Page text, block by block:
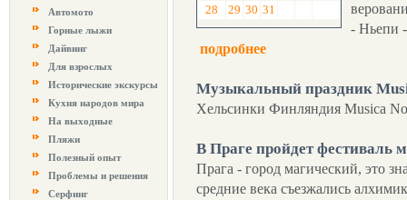
Автомото
Горные лыжи
Дайвинг
Для взрослых
Исторические экскурсы
Кухня народов мира
На выходные
Пляжи
Полезный опыт
Проблемы и решения
Серфинг
28
29 30 31
- Ньепи -
подробнее
Музыкальный праздник
Хельсинки Финляндия Musica
В Праге пройдет фестиваль
Прага - город магический, это
средние века съезжались